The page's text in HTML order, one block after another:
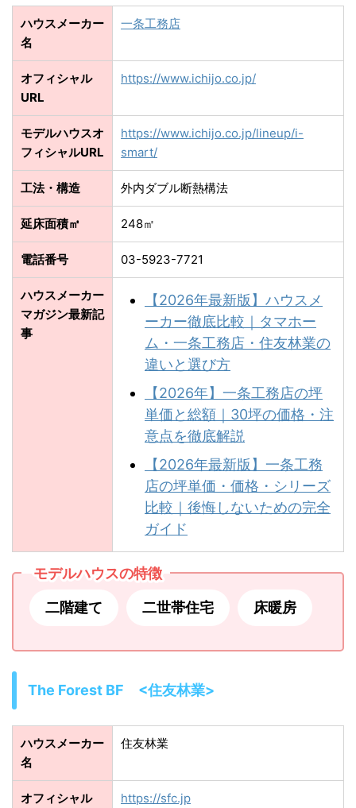
ハウスメーカー
名
一条工務店
オフィシャル
URL
https://www.ichijo.co.jp/
モデルハウスオ
フィシャルURL
https://www.ichijo.co.jp/lineup/i-
smart/
工法・構造 外内ダブル断熱構法
延床面積㎡ 248㎡
電話番号 03-5923-7721
ハウスメーカー
マガジン最新記
事
【2026年最新版】ハウスメ
ーカー徹底比較｜タマホー
ム・一条工務店・住友林業の
違いと選び方
【2026年】一条工務店の坪
単価と総額｜30坪の価格・注
意点を徹底解説
【2026年最新版】一条工務
店の坪単価・価格・シリーズ
比較｜後悔しないための完全
ガイド
モデルハウスの特徴
二階建て 二世帯住宅 床暖房
The Forest BF <住友林業>
ハウスメーカー
名
住友林業
オフィシャル
https://sfc.jp